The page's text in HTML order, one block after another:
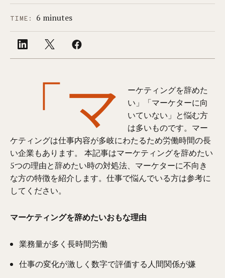
TIME: 6 minutes
「マ
ーケティングを辞めた
い」「マーケターに向
いていない」と悩む方
は多いものです。マー
ケティングは仕事内容が多岐にわたるため労働時間の長
い企業もあります。 本記事はマーケティングを辞めたい
5つの理由と辞めたい時の対処法、マーケターに不向き
な方の特徴を紹介します。仕事で悩んでいる方は参考に
してください。
マーケティングを辞めたいおもな理由
業務量が多く長時間労働
仕事の変化が激しく数字で評価する人間関係が嫌